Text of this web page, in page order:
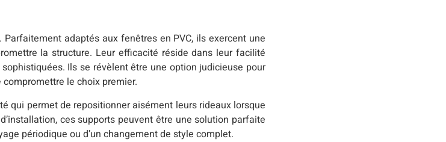
. Parfaitement adaptés aux fenêtres en PVC, ils exercent une
la structure. Leur efficacité réside dans leur facilité
Ils se révèlent être une option judicieuse pour
le choix premier.
qui permet de repositionner aisément leurs rideaux lorsque
ces supports peuvent être une solution parfaite
périodique ou d’un changement de style complet.